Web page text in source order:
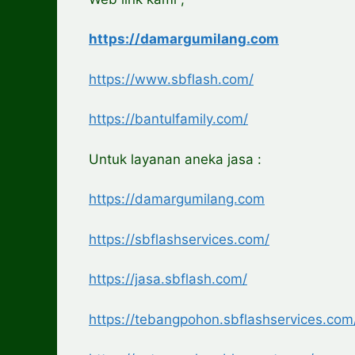
https://damargumilang.com
https://www.sbflash.com/
https://bantulfamily.com/
Untuk layanan aneka jasa :
https://damargumilang.com
https://sbflashservices.com/
https://jasa.sbflash.com/
https://